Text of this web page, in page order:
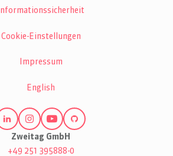
Informationssicherheit
Cookie-Einstellungen
Impressum
English
Zweitag GmbH
+49 251 395888-0